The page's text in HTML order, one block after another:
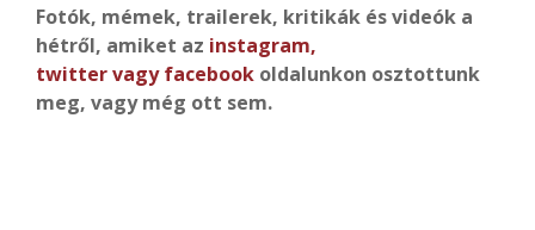
Fotók, mémek, trailerek, kritikák és videók a
hétről, amiket az instagram,
twittervagyfacebook oldalunkon osztottunk
meg, vagy még ott sem.